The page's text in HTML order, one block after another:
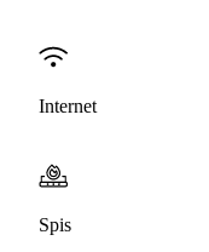
Internet
Spis